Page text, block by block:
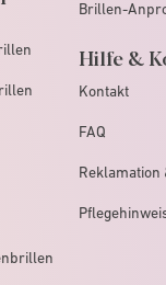
Brillen-
Hilfe &
Kontakt
FAQ
Reklamation